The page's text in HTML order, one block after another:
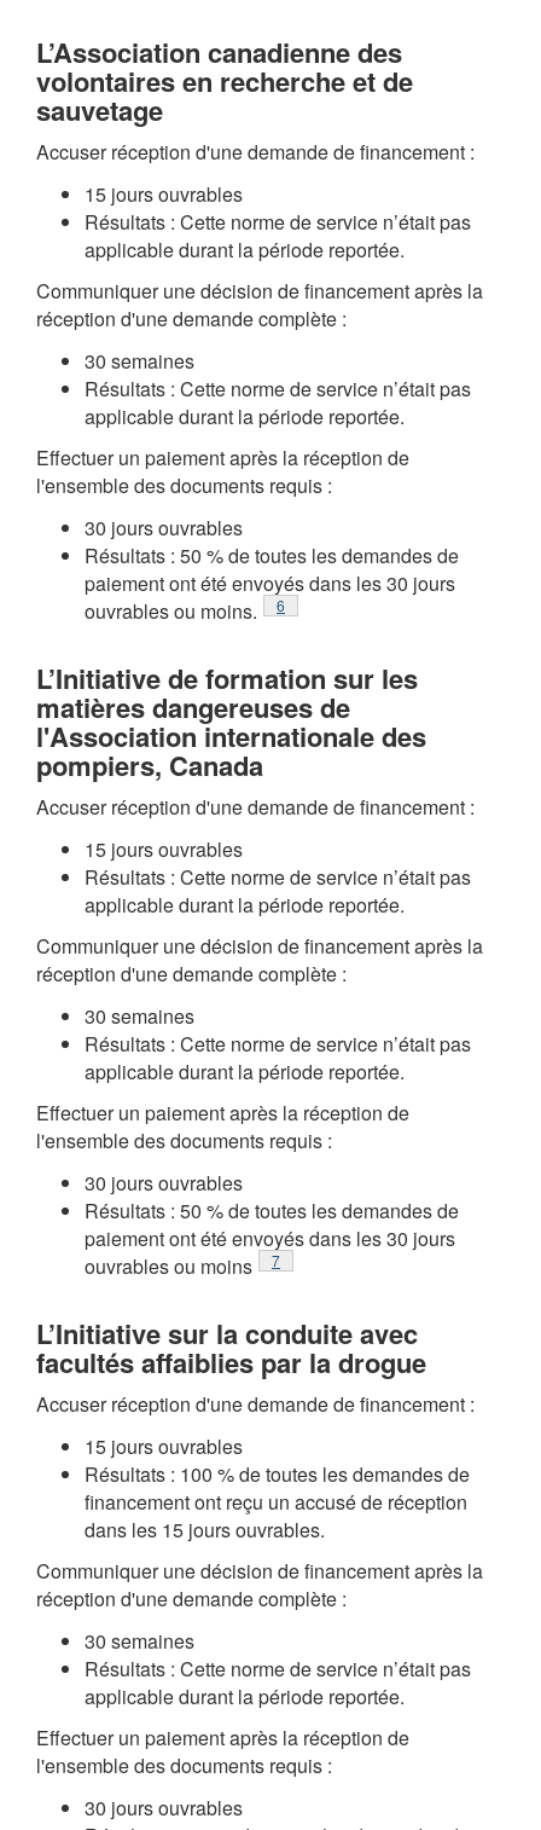
L’Association canadienne des
volontaires en recherche et de
sauvetage
Accuser réception d'une demande de financement :
15 jours ouvrables
Résultats : Cette norme de service n’était pas
applicable durant la période reportée.
Communiquer une décision de financement après la
réception d'une demande complète :
30 semaines
Résultats : Cette norme de service n’était pas
applicable durant la période reportée.
Effectuer un paiement après la réception de
l'ensemble des documents requis :
30 jours ouvrables
Résultats : 50 % de toutes les demandes de
paiement ont été envoyés dans les 30 jours
ouvrables ou moins.
Note de bas de page
6
L’Initiative de formation sur les
matières dangereuses de
l'Association internationale des
pompiers, Canada
Accuser réception d'une demande de financement :
15 jours ouvrables
Résultats : Cette norme de service n’était pas
applicable durant la période reportée.
Communiquer une décision de financement après la
réception d'une demande complète :
30 semaines
Résultats : Cette norme de service n’était pas
applicable durant la période reportée.
Effectuer un paiement après la réception de
l'ensemble des documents requis :
30 jours ouvrables
Résultats : 50 % de toutes les demandes de
paiement ont été envoyés dans les 30 jours
ouvrables ou moins
Note de bas de page
7
L’Initiative sur la conduite avec
facultés affaiblies par la drogue
Accuser réception d'une demande de financement :
15 jours ouvrables
Résultats : 100 % de toutes les demandes de
financement ont reçu un accusé de réception
dans les 15 jours ouvrables.
Communiquer une décision de financement après la
réception d'une demande complète :
30 semaines
Résultats : Cette norme de service n’était pas
applicable durant la période reportée.
Effectuer un paiement après la réception de
l'ensemble des documents requis :
30 jours ouvrables